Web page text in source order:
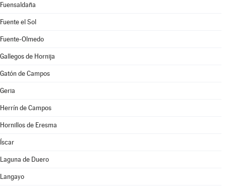
Fuensaldaña
Fuente el Sol
Fuente-Olmedo
Gallegos de Hornija
Gatón de Campos
Geria
Herrín de Campos
Hornillos de Eresma
Íscar
Laguna de Duero
Langayo